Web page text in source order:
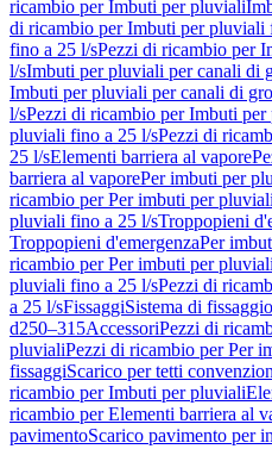
ricambio per Imbuti per pluviali
di ricambio per Imbuti per pluviali
fino a 25 l/sPezzi di ricambio per
l/sImbuti per pluviali per canali di
Imbuti per pluviali per canali di
l/sPezzi di ricambio per Imbuti
pluviali fino a 25 l/sPezzi di
25 l/sElementi barriera al vapore
barriera al vaporePer imbuti per
ricambio per Per imbuti per
pluviali fino a 25 l/sTroppopieni
Troppopieni d'emergenzaPer
ricambio per Per imbuti per
pluviali fino a 25 l/sPezzi di
a 25 l/sFissaggiSistema di
d250–315AccessoriPezzi di
pluvialiPezzi di ricambio per Per
fissaggiScarico per tetti
ricambio per Imbuti per pluviali
ricambio per Elementi barriera al
pavimentoScarico pavimento per